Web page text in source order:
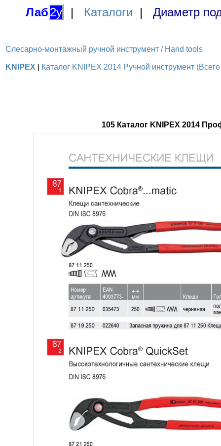
Лаб2у | Каталоги | Диаметр
Слесарно-монтажный ручной инструмент / Hand tools
KNIPEX Каталог KNIPEX 2014 Ручной инструмент
105 Каталог KNIPEX 2014